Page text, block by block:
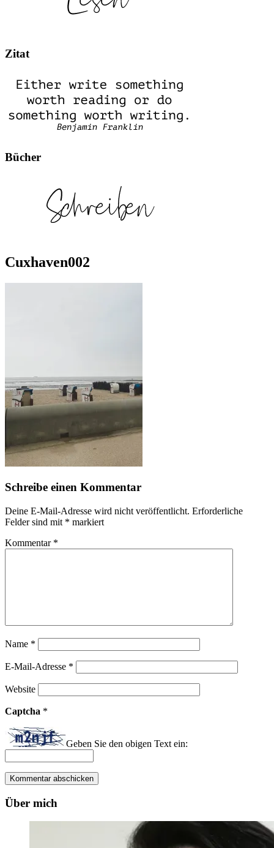
Zitat
Bücher
Cuxhaven002
Schreibe einen Kommentar
Deine E-Mail-Adresse wird nicht veröffentlicht. Erforderliche
Felder sind mit * markiert
Kommentar *
Name *
E-Mail-Adresse *
Website
Captcha *
Geben Sie den obigen Text ein:
Über mich